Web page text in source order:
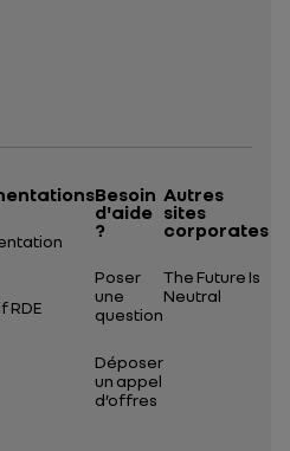
RDE
Besoin
d'aide
?
Poser
une
question
Déposer
un appel
d’offres
Autres
sites
corporates
The Future Is
Neutral